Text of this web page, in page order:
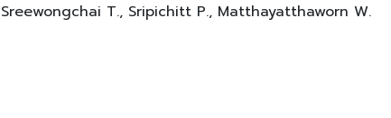
Sreewongchai T., Sripichitt P., Matthayatthaworn W.